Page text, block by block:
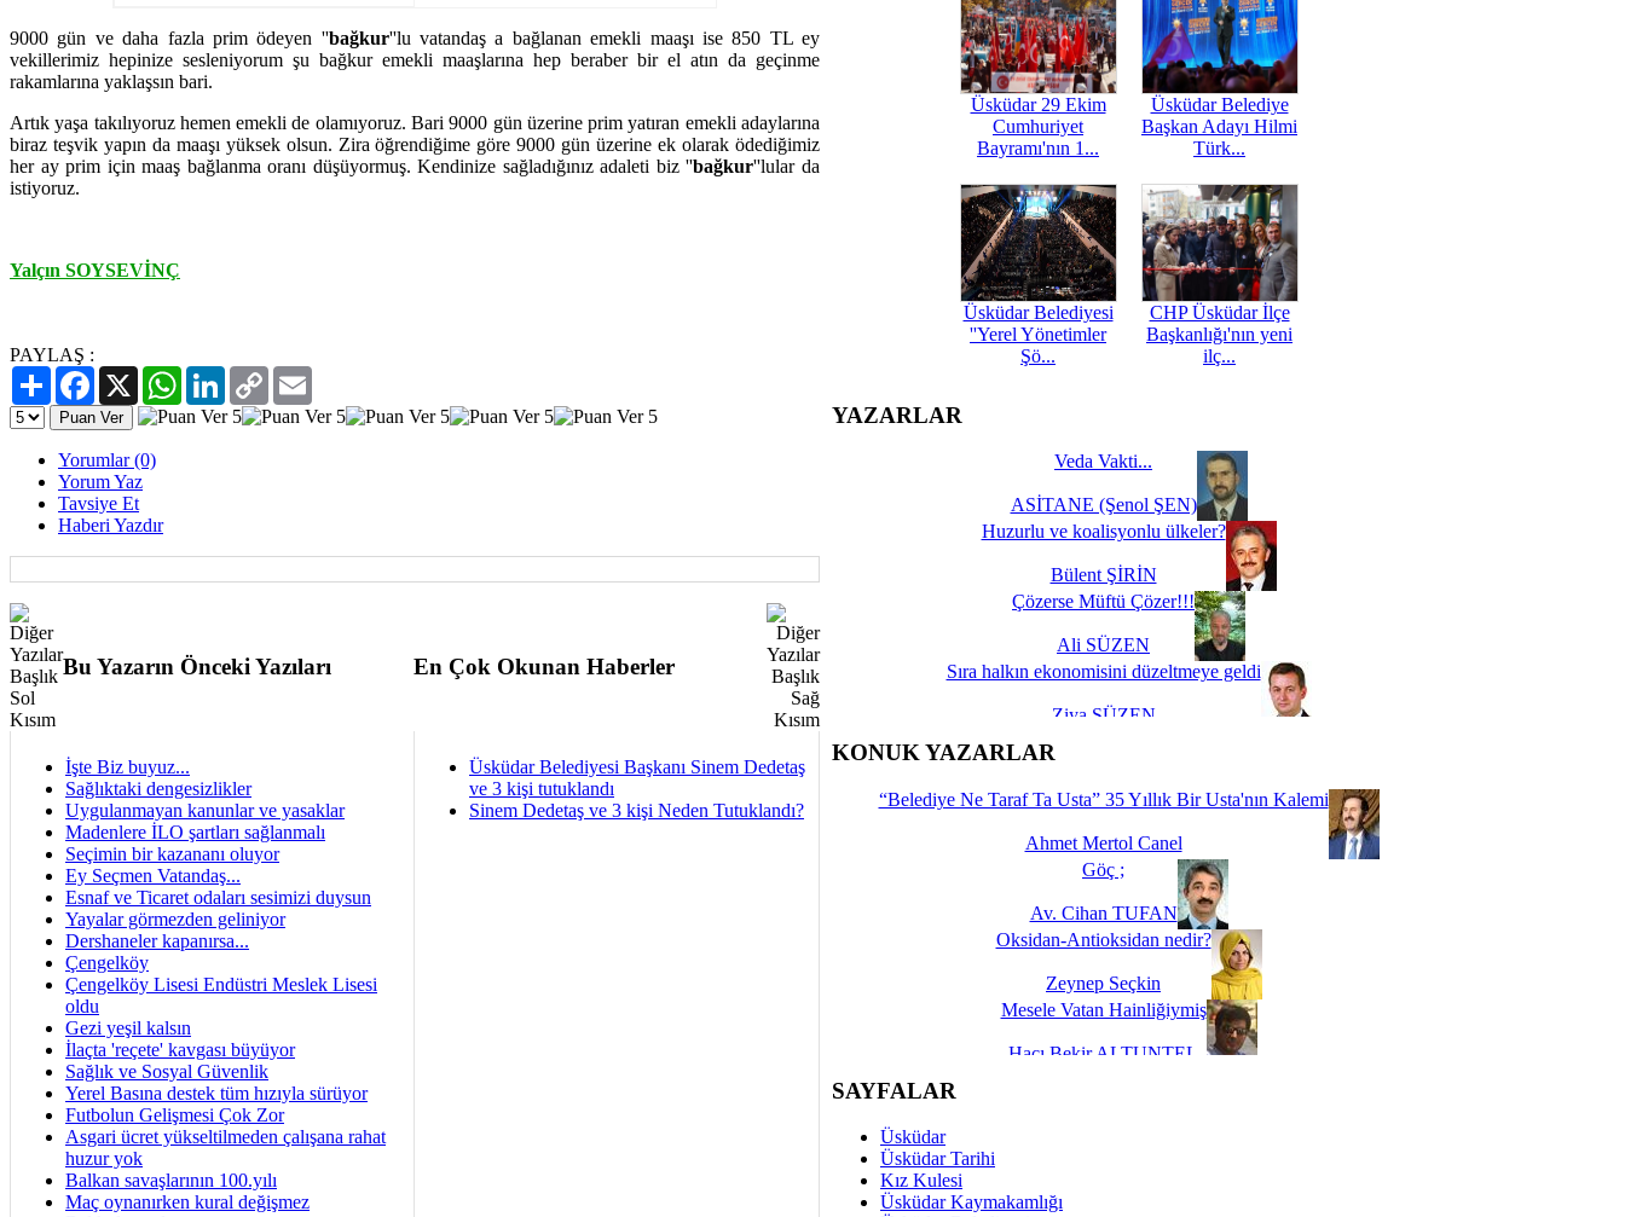
9000 gün ve daha fazla prim ödeyen ''bağkur''lu vatandaş a bağlanan emekli maaşı ise 850 TL ey
vekillerimiz hepinize sesleniyorum şu bağkur emekli maaşlarına hep beraber bir el atın da geçinme
rakamlarına yaklaşsın bari.
Artık yaşa takılıyoruz hemen emekli de olamıyoruz. Bari 9000 gün üzerine prim yatıran emekli adaylarına
biraz teşvik yapın da maaşı yüksek olsun. Zira öğrendiğime göre 9000 gün üzerine ek olarak ödediğimiz
her ay prim için maaş bağlanma oranı düşüyormuş. Kendinize sağladığınız adaleti biz ''bağkur''lular da
istiyoruz.
Yalçın SOYSEVİNÇ
PAYLAŞ :
PaylaşFacebook
X WhatsAppLinkedIn
Copy
Link
Yorumlar (0)
Yorum Yaz
Tavsiye Et
Haberi Yazdır
Bu Yazarın Önceki Yazıları En Çok Okunan Haberler
İşte Biz buyuz...
Sağlıktaki dengesizlikler
Uygulanmayan kanunlar ve yasaklar
Madenlere İLO şartları sağlanmalı
Seçimin bir kazananı oluyor
Ey Seçmen Vatandaş...
Esnaf ve Ticaret odaları sesimizi duysun
Yayalar görmezden geliniyor
Dershaneler kapanırsa...
Çengelköy
Çengelköy Lisesi Endüstri Meslek Lisesi
oldu
Gezi yeşil kalsın
İlaçta 'reçete' kavgası büyüyor
Sağlık ve Sosyal Güvenlik
Yerel Basına destek tüm hızıyla sürüyor
Futbolun Gelişmesi Çok Zor
Asgari ücret yükseltilmeden çalışana rahat
huzur yok
Balkan savaşlarının 100.yılı
Maç oynanırken kural değişmez
Üsküdar Belediyesi Başkanı Sinem Dedetaş
ve 3 kişi tutuklandı
Sinem Dedetaş ve 3 kişi Neden Tutuklandı?
Üsküdar 29 Ekim
Cumhuriyet
Bayramı'nın 1...
Üsküdar Belediye
Başkan Adayı Hilmi
Türk...
Üsküdar Belediyesi
''Yerel Yönetimler
Şö...
CHP Üsküdar İlçe
Başkanlığı'nın yeni
ilç...
YAZARLAR
Veda Vakti...
ASİTANE (Şenol ŞEN)
Huzurlu ve koalisyonlu ülkeler?
Bülent ŞİRİN
Çözerse Müftü Çözer!!!
Ali SÜZEN
Sıra halkın ekonomisini düzeltmeye geldi
Ziya SÜZEN
İşte Biz buyuz...
KONUK YAZARLAR
“Belediye Ne Taraf Ta Usta” 35 Yıllık Bir Usta'nın Kalemi
Ahmet Mertol Canel
Göç ;
Av. Cihan TUFAN
Oksidan-Antioksidan nedir?
Zeynep Seçkin
Mesele Vatan Hainliğiymiş
Hacı Bekir ALTUNTEL
Dünya Fani, Ama Kısa Bir Süre De Olsa Burdayız
Savaş ŞENEL
SAYFALAR
Üsküdar
Üsküdar Tarihi
Kız Kulesi
Üsküdar Kaymakamlığı